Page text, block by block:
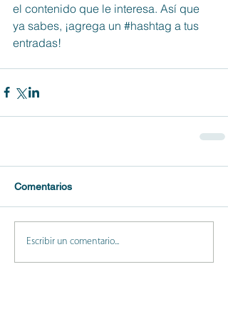
el contenido que le interesa. Así que
ya sabes, ¡agrega un #hashtag a tus
entradas!
Comentarios
Escribir un comentario...